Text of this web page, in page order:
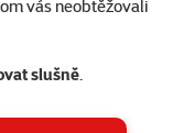
vás neobtěžovali
slušně.
v